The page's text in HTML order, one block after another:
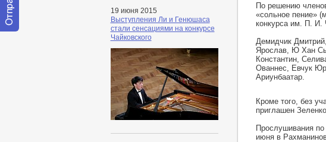
19 июня 2015
Выступления Ли и Генюшаса
стали сенсациями на конкурсе
Чайковского
По решению
«cольное пение»
конкурса им. П. И.
Демидчик
Ярослав, Ю Хан
Константин,
Ованнес, Евчук
Ариунбаатар.
Кроме того, без
приглашен
Прослушивания
июня в